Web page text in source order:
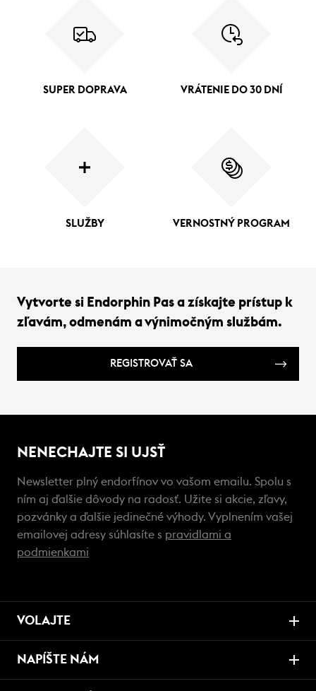
SUPER DOPRAVA VRÁTENIE DO 30 DNÍ
SLUŽBY VERNOSTNÝ PROGRAM
Vytvorte si Endorphin Pas a získajte prístup k
zľavám, odmenám a výnimočným službám.
REGISTROVAŤ SA
NENECHAJTE SI UJSŤ
Newsletter plný endorfínov vo vašom emailu. Spolu s
ním aj ďalšie dôvody na radosť. Užite si akcie, zľavy,
pozvánky a ďalšie jedinečné výhody. Vyplnením vašej
emailovej adresy súhlasíte s pravidlami a
podmienkami
VOLAJTE
NAPÍŠTE NÁM